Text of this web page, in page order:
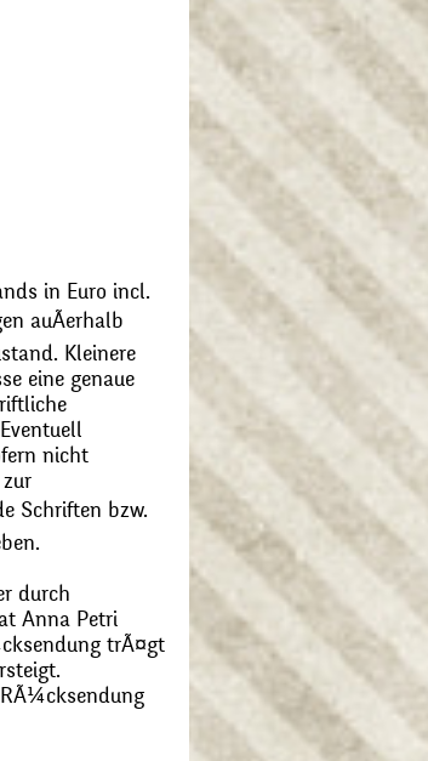
in Euro incl.
auÃerhalb
Kleinere
eine genaue
nicht
Schriften bzw.
durch
Anna Petri
trÃ¤gt